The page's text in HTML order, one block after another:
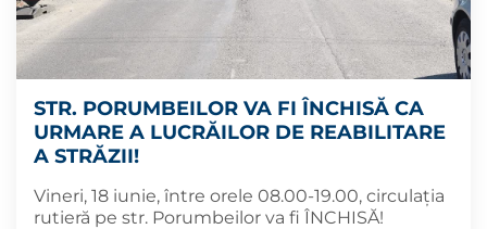
STR. PORUMBEILOR VA FI ÎNCHISĂ CA
URMARE A LUCRĂILOR DE REABILITARE
A STRĂZII!
Vineri, 18 iunie, între orele 08.00-19.00, circulația
rutieră pe str. Porumbeilor va fi ÎNCHISĂ!